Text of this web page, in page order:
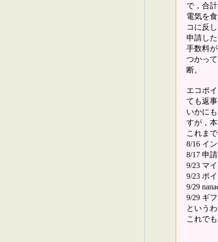
で，合
電気を
コに反
申請し
手数料
つかっ
断。
エコポ
ても返
いかに
すが，
これま
8/16 イ
8/17 申
9/23 マ
9/23 ポ
9/29
9/29 ギ
という
これで